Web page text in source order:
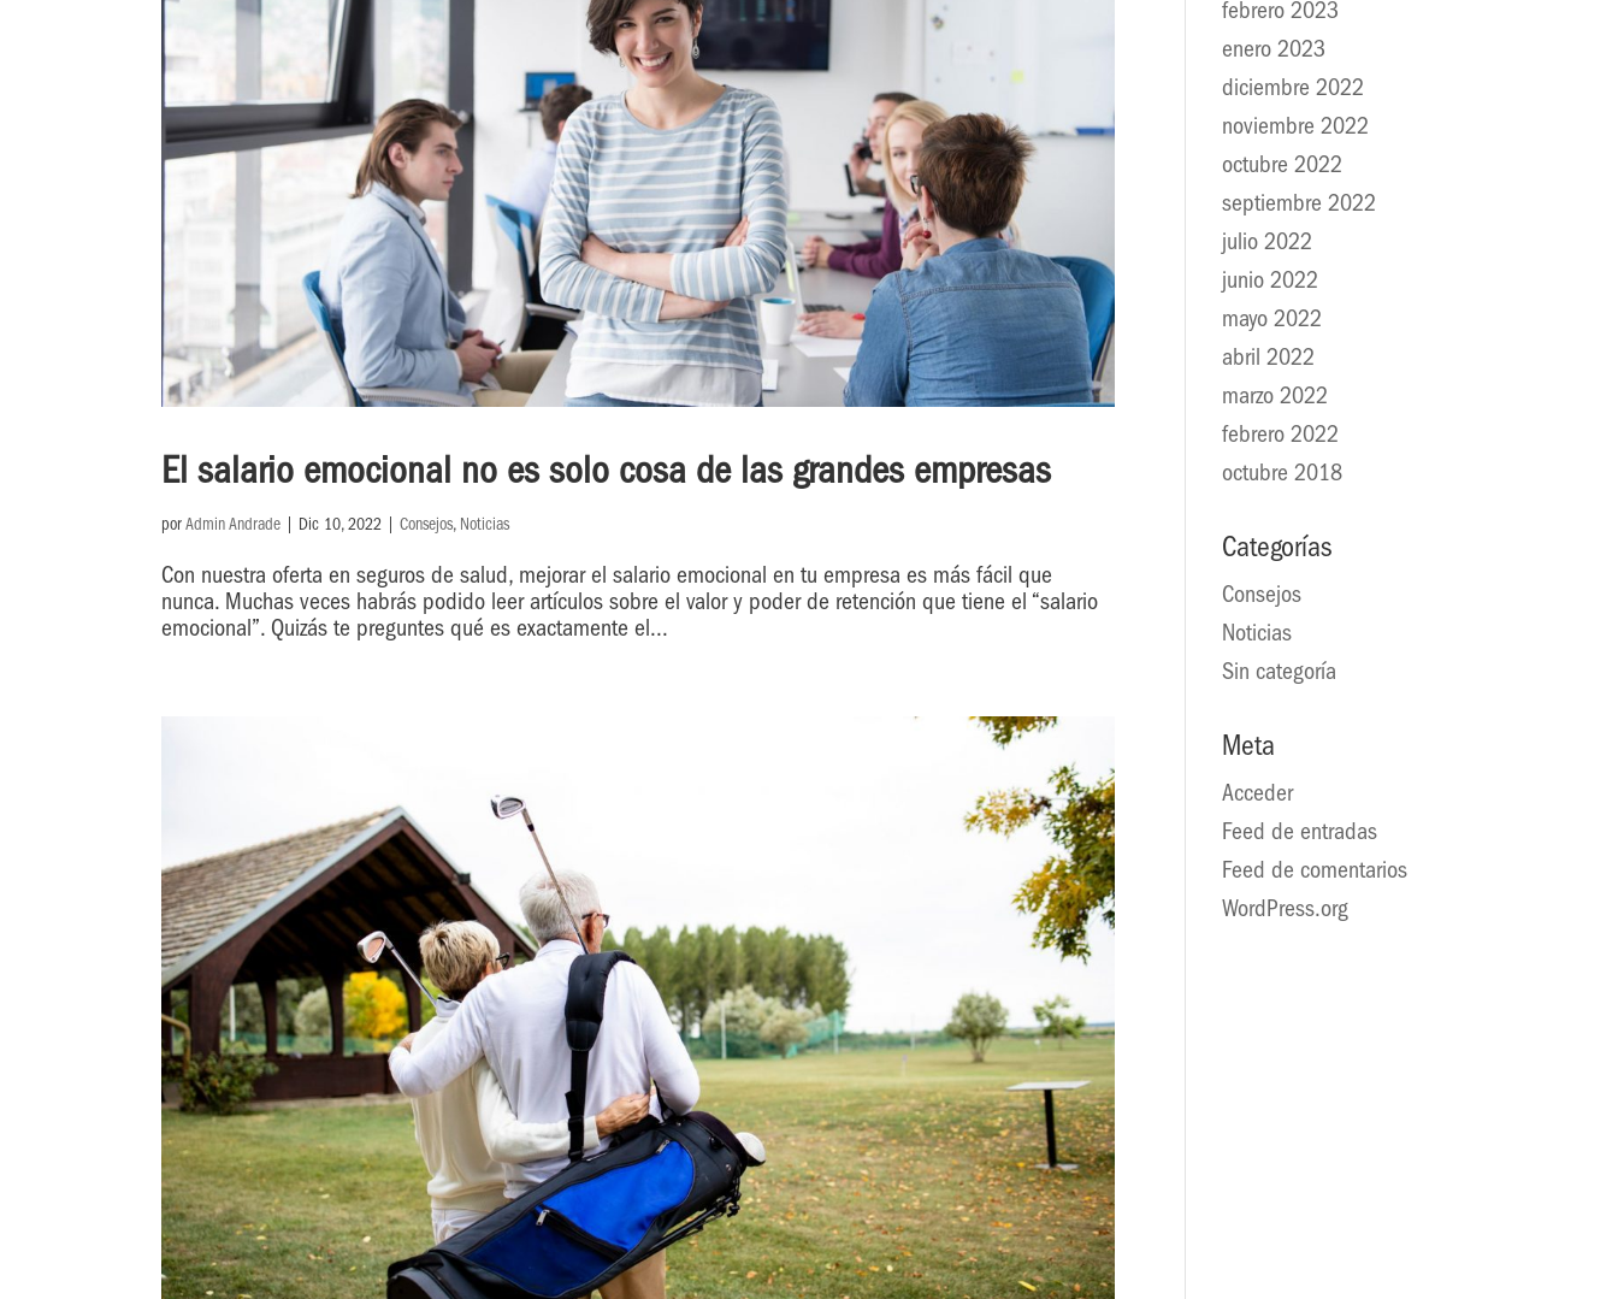
El salario emocional no es solo cosa de las grandes empresas
porAdmin Andrade Dic 10, 2022 |Consejos, Noticias
Con nuestra oferta en seguros de salud, mejorar el salario emocional en tu empresa es más fácil que
nunca. Muchas veces habrás podido leer artículos sobre el valor y poder de retención que tiene el “salario
emocional”. Quizás te preguntes qué es exactamente el...
febrero 2023
enero 2023
diciembre 2022
noviembre 2022
octubre 2022
septiembre 2022
julio 2022
junio 2022
mayo 2022
abril 2022
marzo 2022
febrero 2022
octubre 2018
Categorías
Consejos
Noticias
Sin categoría
Meta
Acceder
Feed de entradas
Feed de comentarios
WordPress.org